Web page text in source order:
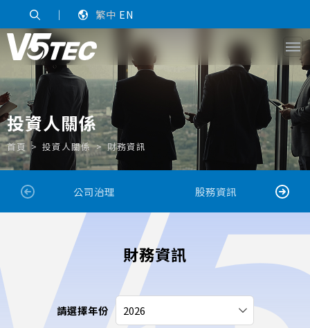
｜ 繁中 EN
投資人關係
首頁 投資人關係 財務資訊
公司治理 股務資訊
財務資訊
請選擇年份